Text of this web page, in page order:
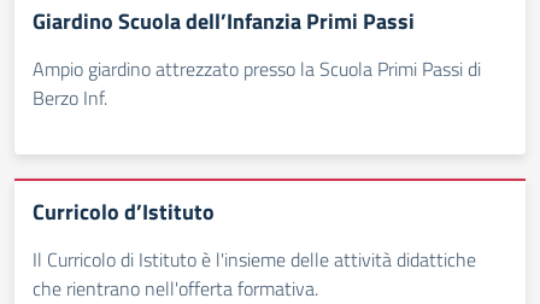
Giardino Scuola dell’Infanzia Primi Passi
Ampio giardino attrezzato presso la Scuola Primi Passi di
Berzo Inf.
Curricolo d’Istituto
Il Curricolo di Istituto è l'insieme delle attività didattiche
che rientrano nell'offerta formativa.